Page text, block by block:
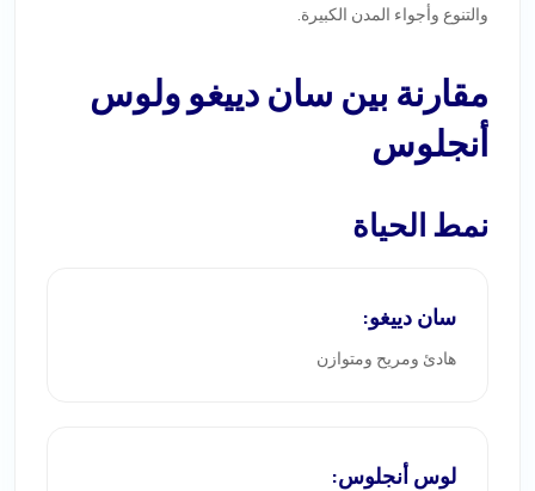
والتنوع وأجواء المدن الكبيرة.
مقارنة بين سان دييغو ولوس
أنجلوس
نمط الحياة
سان دييغو:
هادئ ومريح ومتوازن
لوس أنجلوس: